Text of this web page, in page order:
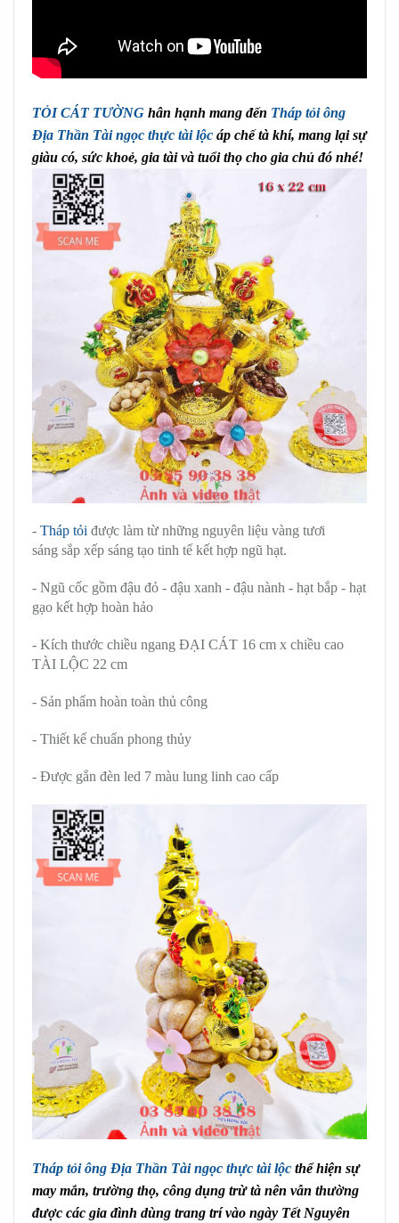
TỎI CÁT TƯỜNG hân hạnh mang đến Tháp tỏi ông
Địa Thần Tài ngọc thực tài lộc áp chế tà khí, mang lại sự
giàu có, sức khoẻ, gia tài và tuổi thọ cho gia chủ đó nhé!
- Tháp tỏi được làm từ những nguyên liệu vàng tươi
sáng sắp xếp sáng tạo tinh tế kết hợp ngũ hạt.
- Ngũ cốc gồm đậu đỏ - đậu xanh - đậu nành - hạt bắp - hạt
gạo kết hợp hoàn hảo
- Kích thước chiều ngang ĐẠI CÁT 16 cm x chiều cao
TÀI LỘC 22 cm
- Sản phẩm hoàn toàn thủ công
- Thiết kế chuẩn phong thủy
- Được gắn đèn led 7 màu lung linh cao cấp
Tháp tỏi ông Địa Thần Tài ngọc thực tài lộc thể hiện sự
may mắn, trường thọ, công dụng trừ tà nên vẫn thường
được các gia đình dùng trang trí vào ngày Tết Nguyên